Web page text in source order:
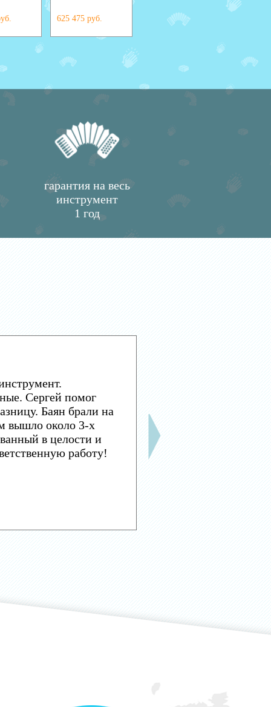
625 475 руб. 392 390 руб.
гарантия на весь
инструмент
1 год
Сергей помог
Баян брали на
вышло около 3-х
в целости и
работу!